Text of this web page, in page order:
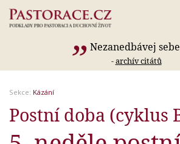
Nezanedbávej
-archív citátů
Sekce: Kázání
Postní doba (cyklus